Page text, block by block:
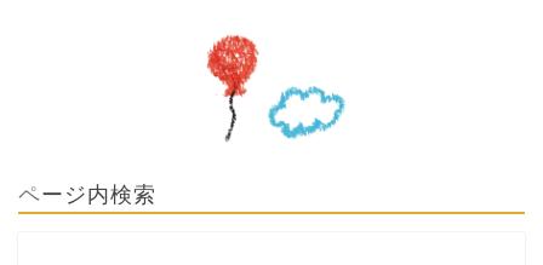
ページ内検索